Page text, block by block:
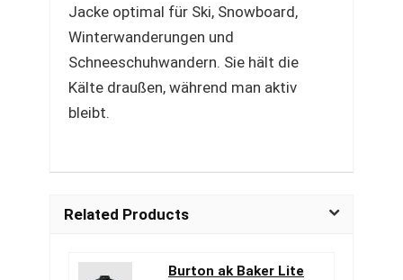
Jacke optimal für Ski, Snowboard,
Winterwanderungen und
Schneeschuhwandern. Sie hält die
Kälte draußen, während man aktiv
bleibt.
Related Products
Burton ak Baker Lite